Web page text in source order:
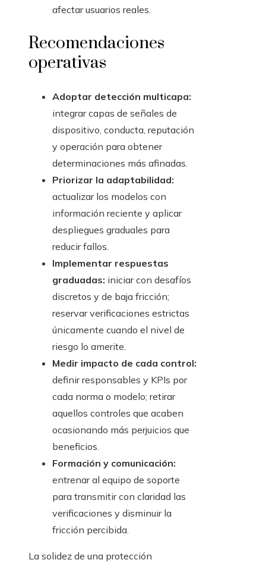
afectar usuarios reales.
Recomendaciones
operativas
Adoptar detección multicapa:
integrar capas de señales de
dispositivo, conducta, reputación
y operación para obtener
determinaciones más afinadas.
Priorizar la adaptabilidad:
actualizar los modelos con
información reciente y aplicar
despliegues graduales para
reducir fallos.
Implementar respuestas
graduadas: iniciar con desafíos
discretos y de baja fricción;
reservar verificaciones estrictas
únicamente cuando el nivel de
riesgo lo amerite.
Medir impacto de cada control:
definir responsables y KPIs por
cada norma o modelo; retirar
aquellos controles que acaben
ocasionando más perjuicios que
beneficios.
Formación y comunicación:
entrenar al equipo de soporte
para transmitir con claridad las
verificaciones y disminuir la
fricción percibida.
La solidez de una protección